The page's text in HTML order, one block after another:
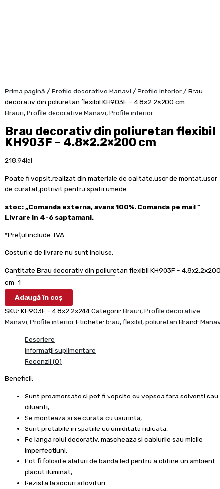
Prima pagină / Profile decorative Manavi / Profile interior / Brau
decorativ din poliuretan flexibil KH903F – 4.8×2.2×200 cm
Brauri,Profile decorative Manavi,Profile interior
Brau decorativ din poliuretan flexibil
KH903F – 4.8×2.2×200 cm
218.94lei
Poate fi vopsit,realizat din materiale de calitate,usor de montat,usor
de curatat,potrivit pentru spatii umede.
stoc: „Comanda externa, avans 100%. Comanda pe mail ”
Livrare in 4-6 saptamani.
*Prețul include TVA
Costurile de livrare nu sunt incluse.
Cantitate Brau decorativ din poliuretan flexibil KH903F - 4.8x2.2x200
cm
Adaugă în coș
SKU: KH903F - 4.8x2.2x244Categorii: Brauri,Profile decorative
Manavi,Profile interiorEtichete: brau,flexibil,poliuretan Brand:
Descriere
Informații suplimentare
Recenzii (0)
Beneficii:
Sunt preamorsate si pot fi vopsite cu vopsea fara solventi sau
diluanti,
Se monteaza si se curata cu usurinta,
Sunt pretabile in spatiile cu umiditate ridicata,
Pe langa rolul decorativ, mascheaza si cablurile sau micile
imperfectiuni,
Pot fi folosite alaturi de banda led pentru a obtine un ambient
placut iluminat,
Rezista la socuri si lovituri